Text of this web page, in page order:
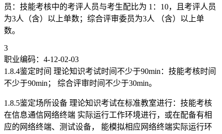
员：技能考核中的考评人员与考生配比为 1：10，且考评人员
为3人（含）以上单数；综合评审委员为3人 （含）以上单
数。
3
职业编码：4-12-02-03
1.8.4鉴定时间 理论知识考试时间不少于90min：技能考核时间
不少于90min； 综合评审时间不少于30min。
1.8.5鉴定场所设备 理论知识考试在标准教室进行：技能考核
在信息通信网络终端 实际运行工作环境进行，或在配备有相
应的网络终端、测试设备， 能模拟相应网络终端实际运行环